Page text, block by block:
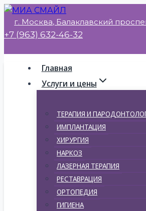
Перейти
содержимому
г. Москва, Балаклавский
+7 (963) 632-46-32
Главная
Услуги и цены
ТЕРАПИЯ И
ИМПЛАНТАЦИЯ
ХИРУРГИЯ
НАРКОЗ
ЛАЗЕРНАЯ ТЕРАПИЯ
РЕСТАВРАЦИЯ
ОРТОПЕДИЯ
ГИГИЕНА